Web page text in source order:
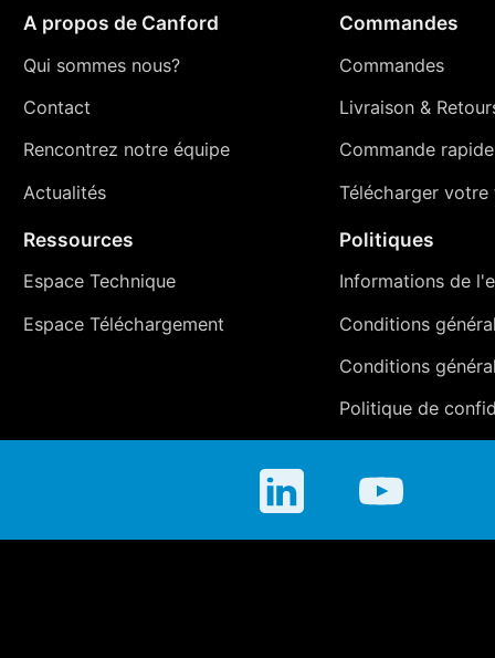
A propos de Canford
Qui sommes nous?
Contact
Rencontrez notre équipe
Actualités
Commandes
Commandes
Livraison&
Commande rapide
Télécharger votre
Ressources
Espace Technique
Espace Téléchargement
Politiques
Informations de
Conditions
Conditions
Politique de